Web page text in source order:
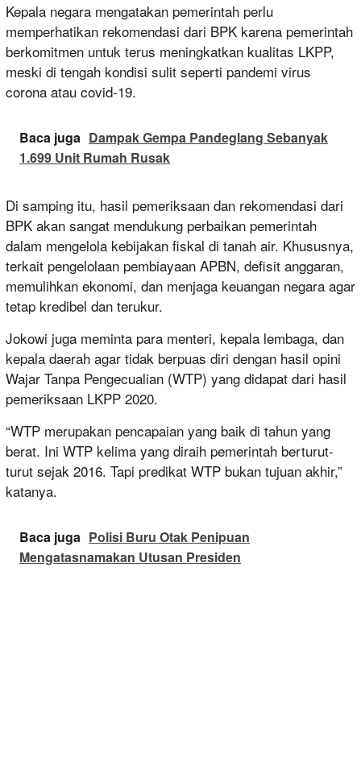
Kepala negara mengatakan pemerintah perlu
memperhatikan rekomendasi dari BPK karena pemerintah
berkomitmen untuk terus meningkatkan kualitas LKPP,
meski di tengah kondisi sulit seperti pandemi virus
corona atau covid-19.
Baca juga Dampak Gempa Pandeglang Sebanyak
1.699 Unit Rumah Rusak
Di samping itu, hasil pemeriksaan dan rekomendasi dari
BPK akan sangat mendukung perbaikan pemerintah
dalam mengelola kebijakan fiskal di tanah air. Khususnya,
terkait pengelolaan pembiayaan APBN, defisit anggaran,
memulihkan ekonomi, dan menjaga keuangan negara agar
tetap kredibel dan terukur.
Jokowi juga meminta para menteri, kepala lembaga, dan
kepala daerah agar tidak berpuas diri dengan hasil opini
Wajar Tanpa Pengecualian (WTP) yang didapat dari hasil
pemeriksaan LKPP 2020.
“WTP merupakan pencapaian yang baik di tahun yang
berat. Ini WTP kelima yang diraih pemerintah berturut-
turut sejak 2016. Tapi predikat WTP bukan tujuan akhir,”
katanya.
Baca juga Polisi Buru Otak Penipuan
Mengatasnamakan Utusan Presiden